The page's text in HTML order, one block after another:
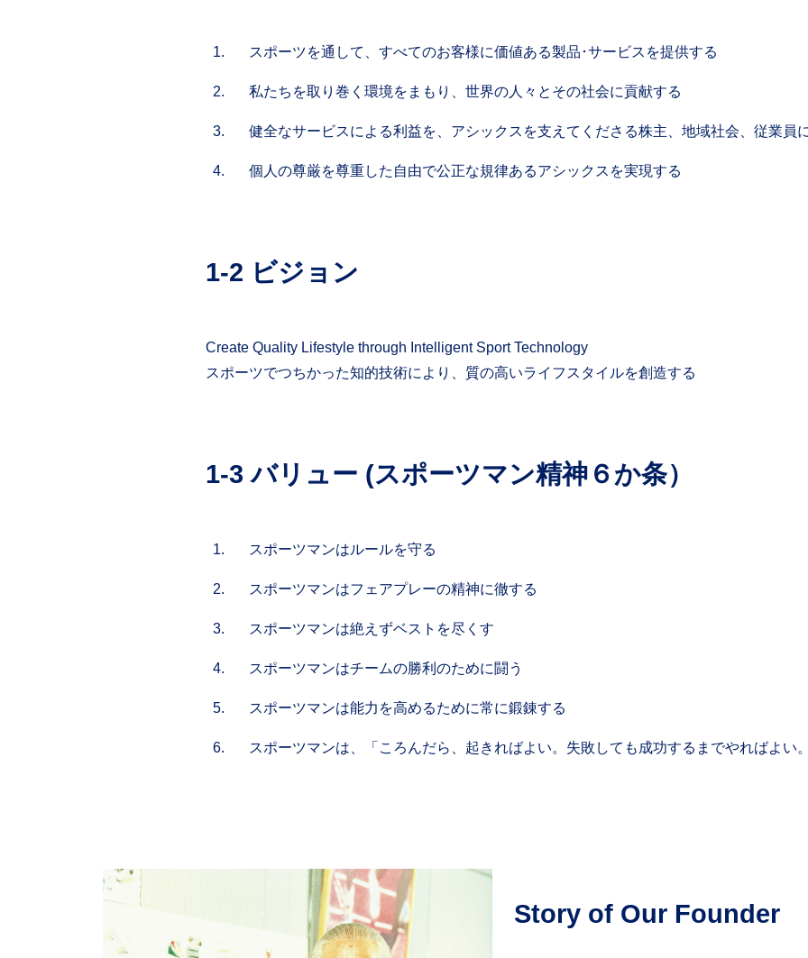
スポーツを通して、すべてのお客様に価値ある製品･サービスを提供する
私たちを取り巻く環境をまもり、世界の人々とその社会に貢献する
健全なサービスによる利益を、アシックスを支えてくださる株主、地域社会、従業員
個人の尊厳を尊重した自由で公正な規律あるアシックスを実現する
1-2 ビジョン
Create Quality Lifestyle through Intelligent Sport Technology
スポーツでつちかった知的技術により、質の高いライフスタイルを創造する
1-3 バリュー (スポーツマン精神６か条）
スポーツマンはルールを守る
スポーツマンはフェアプレーの精神に徹する
スポーツマンは絶えずベストを尽くす
スポーツマンはチームの勝利のために闘う
スポーツマンは能力を高めるために常に鍛錬する
スポーツマンは、「ころんだら、起きればよい。失敗しても成功するまでやればよい。
Story of Our Founder